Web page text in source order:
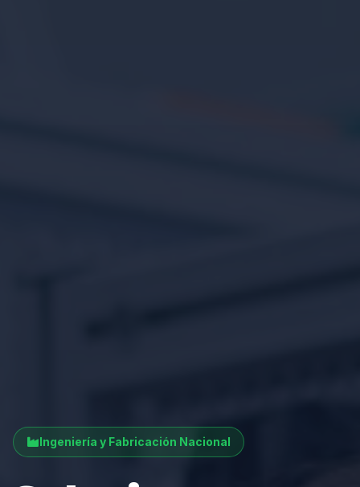
Ingeniería y Fabricación Nacional